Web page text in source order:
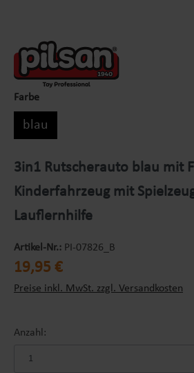
Farbe
blau
3in1 Rutscherauto blau mit
Kinderfahrzeug mit
Lauflernhilfe
Artikel-Nr.: PI-07826_B
Regulärer Preis:
19,95 €
Preise inkl. MwSt. zzgl. Versandkosten
Anzahl: